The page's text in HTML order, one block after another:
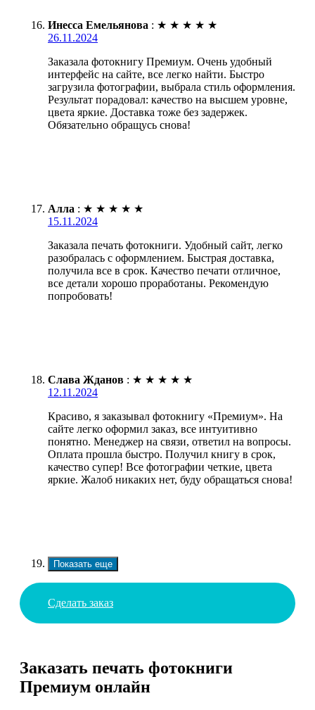
Инесса Емельянова : ★ ★ ★ ★ ★
26.11.2024
Заказала фотокнигу Премиум. Очень удобный
интерфейс на сайте, все легко найти. Быстро
загрузила фотографии, выбрала стиль оформления.
Результат порадовал: качество на высшем уровне,
цвета яркие. Доставка тоже без задержек.
Обязательно обращусь снова!
Алла : ★ ★ ★ ★ ★
15.11.2024
Заказала печать фотокниги. Удобный сайт, легко
разобралась с оформлением. Быстрая доставка,
получила все в срок. Качество печати отличное,
все детали хорошо проработаны. Рекомендую
попробовать!
Слава Жданов : ★ ★ ★ ★ ★
12.11.2024
Красиво, я заказывал фотокнигу «Премиум». На
сайте легко оформил заказ, все интуитивно
понятно. Менеджер на связи, ответил на вопросы.
Оплата прошла быстро. Получил книгу в срок,
качество супер! Все фотографии четкие, цвета
яркие. Жалоб никаких нет, буду обращаться снова!
Показать еще
Сделать заказ
Заказать печать фотокниги
Премиум онлайн